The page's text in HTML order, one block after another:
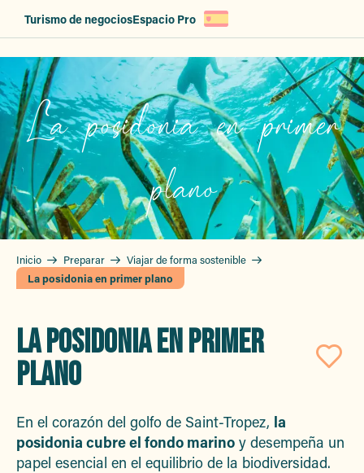
principal
Turismo de negociosEspacio Pro
La posidonia en primer
plano
Inicio Preparar
Viajar de forma sostenible
La posidonia en primer plano
LA POSIDONIA EN PRIMER
PLANO
En el corazón del golfo de Saint-Tropez, la
posidonia cubre el fondo marino y desempeña un
papel esencial en el equilibrio de la biodiversidad.